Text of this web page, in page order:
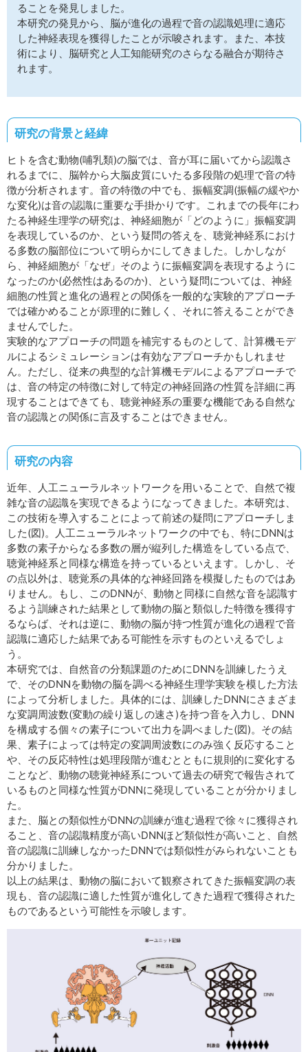
ることを発見しました。
本研究の発見から、脳が進化の過程で音の認識処理に適応
した神経表現を獲得したことが示唆されます。また、本技
術により、脳研究と人工知能研究のさらなる融合が期待さ
れます。
研究の背景と経緯
ヒトを含む動物(哺乳類)の脳では、音が耳に届いてから認識さ
れるまでに、脳幹から大脳皮質にいたる多段階の処理で音の特
徴が分析されます。音の特徴の中でも、振幅変調(振幅の緩やか
な変化)は音の認識に重要な手掛かりです。これまでの長年にわ
たる神経生理学の研究は、神経細胞が「どのように」振幅変調
を表現しているのか、という疑問の答えを、聴覚神経系におけ
る多数の脳部位について明らかにしてきました。しかしなが
ら、神経細胞が「なぜ」そのように振幅変調を表現するように
なったのか(必然性はあるのか)、という疑問については、神経
細胞の性質と進化の過程との関係を一般的な実験的アプローチ
では確かめることが原理的に難しく、それに答えることができ
ませんでした。
実験的なアプローチの問題を補完するものとして、計算機モデ
ルによるシミュレーションは有効なアプローチかもしれませ
ん。ただし、従来の典型的な計算機モデルによるアプローチで
は、音の特定の特徴に対して特定の神経回路の性質を詳細に再
現することはできても、聴覚神経系の重要な機能である自然な
音の認識との関係に言及することはできません。
研究の内容
近年、人工ニューラルネットワークを用いることで、自然で複
雑な音の認識を実現できるようになってきました。本研究は、
この技術を導入することによって前述の疑問にアプローチしま
した(図)。人工ニューラルネットワークの中でも、特にDNNは
多数の素子からなる多数の層が縦列した構造をしている点で、
聴覚神経系と同様な構造を持っているといえます。しかし、そ
の点以外は、聴覚系の具体的な神経回路を模擬したものではあ
りません。もし、このDNNが、動物と同様に自然な音を認識す
るよう訓練された結果として動物の脳と類似した特徴を獲得す
るならば、それは逆に、動物の脳が持つ性質が進化の過程で音
認識に適応した結果である可能性を示すものといえるでしょ
う。
本研究では、自然音の分類課題のためにDNNを訓練したうえ
で、そのDNNを動物の脳を調べる神経生理学実験を模した方法
によって分析しました。具体的には、訓練したDNNにさまざま
な変調周波数(変動の繰り返しの速さ)を持つ音を入力し、DNN
を構成する個々の素子について出力を調べました(図)。その結
果、素子によっては特定の変調周波数にのみ強く反応すること
や、その反応特性は処理段階が進むとともに規則的に変化する
ことなど、動物の聴覚神経系について過去の研究で報告されて
いるものと同様な性質がDNNに発現していることが分かりまし
た。
また、脳との類似性がDNNの訓練が進む過程で徐々に獲得され
ること、音の認識精度が高いDNNほど類似性が高いこと、自然
音の認識に訓練しなかったDNNでは類似性がみられないことも
分かりました。
以上の結果は、動物の脳において観察されてきた振幅変調の表
現も、音の認識に適した性質が進化してきた過程で獲得された
ものであるという可能性を示唆します。